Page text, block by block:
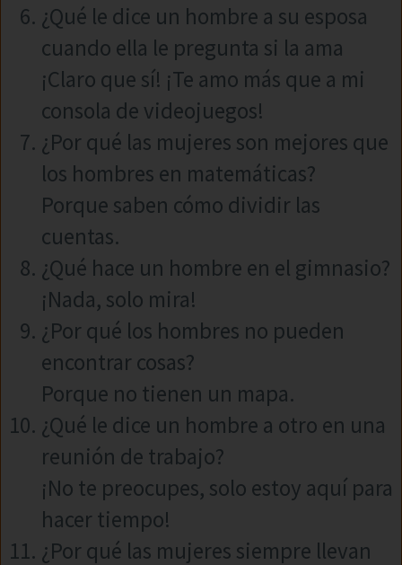
¿Qué le dice un hombre a su esposa
cuando ella le pregunta si la ama
¡Claro que sí! ¡Te amo más que a mi
consola de videojuegos!
¿Por qué las mujeres son mejores que
los hombres en matemáticas?
Porque saben cómo dividir las
cuentas.
¿Qué hace un hombre en el gimnasio?
¡Nada, solo mira!
¿Por qué los hombres no pueden
encontrar cosas?
Porque no tienen un mapa.
¿Qué le dice un hombre a otro en una
reunión de trabajo?
¡No te preocupes, solo estoy aquí para
hacer tiempo!
¿Por qué las mujeres siempre llevan